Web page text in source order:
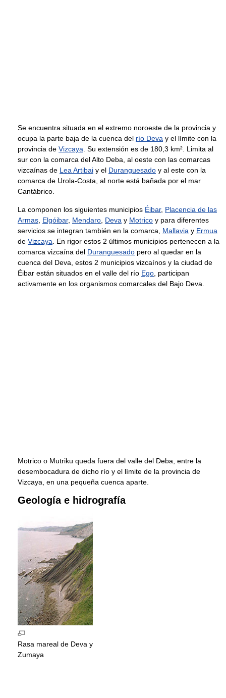
Se encuentra situada en el extremo noroeste de la provincia y
ocupa la parte baja de la cuenca del río Deva y el límite con la
provincia de Vizcaya . Su extensión es de 180,3 km². Limita al
sur con la comarca del Alto Deba, al oeste con las comarcas
vizcaínas de Lea Artibai y el Duranguesado y al este con la
comarca de Urola-Costa, al norte está bañada por el mar
Cantábrico.
La componen los siguientes municipios Éibar, Placencia de las
Armas Elgóibar, Mendaro Deva y Motrico y para diferentes
servicios se integran también en la comarca, Mallavia y Ermua
de Vizcaya . En rigor estos 2 últimos municipios pertenecen a la
comarca vizcaína del Duranguesado pero al quedar en la
cuenca del Deva, estos 2 municipios vizcaínos y la ciudad de
Éibar están situados en el valle del río Ego , participan
activamente en los organismos comarcales del Bajo Deva.
Motrico o Mutriku queda fuera del valle del Deba, entre la
desembocadura de dicho río y el límite de la provincia de
Vizcaya, en una pequeña cuenca aparte.
Geología e hidrografía
Rasa mareal de Deva y
Zumaya